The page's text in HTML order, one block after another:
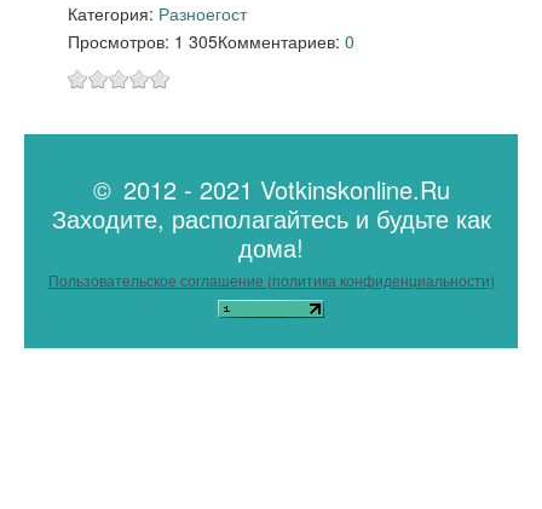
Категория: Разноегост
Просмотров: 1 305Комментариев: 0
© 2012 - 2021 Votkinskonline.Ru
Заходите, располагайтесь и будьте как
дома!
Пользовательское соглашение (политика конфиденциальности)